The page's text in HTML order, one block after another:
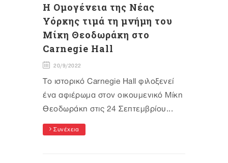
Η Ομογένεια της Νέας
Υόρκης τιμά τη μνήμη του
Μίκη Θεοδωράκη στο
Carnegie Hall
20/9/2022
Το ιστορικό Carnegie Hall φιλοξενεί
ένα αφιέρωμα στον οικουμενικό Μίκη
Θεοδωράκη στις 24 Σεπτεμβρίου...
Συνέχεια